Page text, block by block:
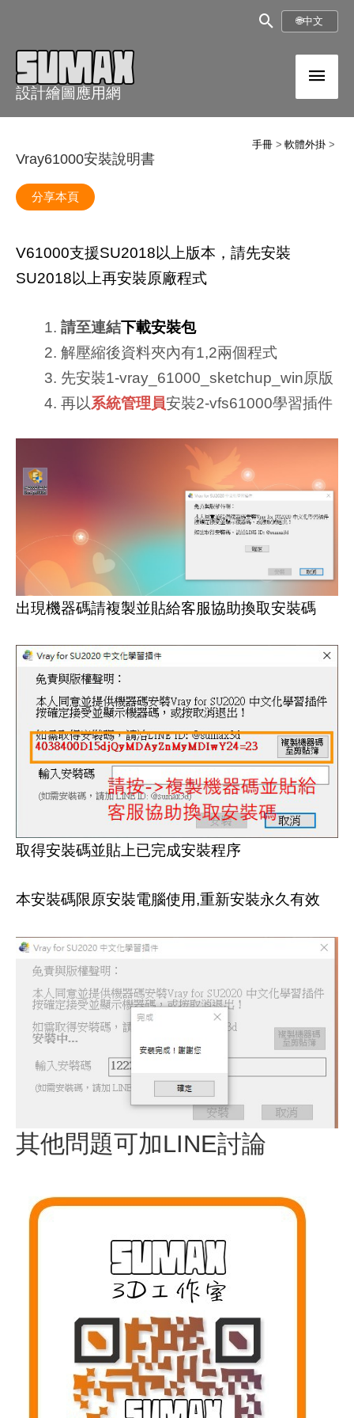
搜
🌐中文
設計繪圖應用網
主
選
單
手冊 軟體外掛
Vray61000安裝說明書
分享本頁
V61000支援SU2018以上版本，請先安裝
SU2018以上再安裝原廠程式
請至連結下載安裝包
解壓縮後資料夾內有1,2兩個程式
先安裝1-vray_61000_sketchup_win原版
再以系統管理員安裝2-vfs61000學習插件
出現機器碼請複製並貼給客服協助換取安裝碼
取得安裝碼並貼上已完成安裝程序
本安裝碼限原安裝電腦使用,重新安裝永久有效
其他問題可加LINE討論